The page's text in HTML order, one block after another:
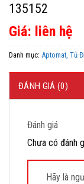
135152
Giá: liên hệ
Danh mục: Aptomat, Tủ
ĐÁNH GIÁ (0)
Đánh giá
Chưa có đánh
Hãy là